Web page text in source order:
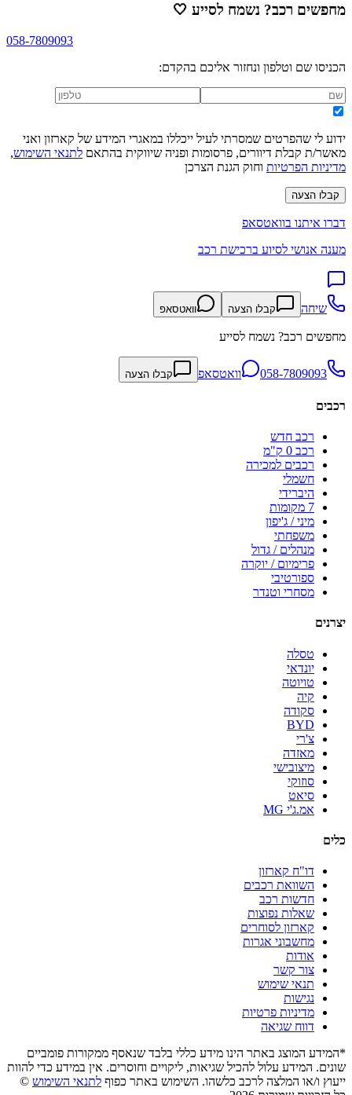
מחפשים רכב? נשמח לסייע 🤍
058-7809093
הכניסו שם וטלפון ונחזור אליכם בהקדם:
ידוע לי שהפרטים שמסרתי לעיל ייכללו במאגרי המידע של קארזון ואני
מאשר/ת קבלת דיוורים, פרסומות ופניה שיווקית בהתאם לתנאי השימוש,
מדיניות הפרטיות וחוק הגנת הצרכן
קבלו הצעה
דברו איתנו בוואטסאפ
מענה אנושי לסיוע ברכישת רכב
שיחה קבלו הצעה וואטסאפ
מחפשים רכב? נשמח לסייע
058-7809093 וואטסאפ קבלו הצעה
רכבים
רכב חדש
רכב 0 ק"מ
רכבים למכירה
חשמלי
היברידי
7 מקומות
מיני / ג'יפון
משפחתי
מנהלים / גדול
פרימיום / יוקרה
ספורטיבי
מסחרי וטנדר
יצרנים
טסלה
יונדאי
טויוטה
קיה
סקודה
BYD
צ'רי
מאזדה
מיצובישי
סוזוקי
סיאט
אמ.ג'י MG
כלים
דו"ח קארזון
השוואת רכבים
חדשות רכב
שאלות נפוצות
קארזון לסוחרים
מחשבוני אגרות
אודות
צור קשר
תנאי שימוש
נגישות
מדיניות פרטיות
דווח שגיאה
*המידע המוצג באתר הינו מידע כללי בלבד שנאסף ממקורות פומביים
שונים. המידע עלול להכיל שגיאות, ליקויים וחוסרים. אין במידע כדי להוות
ייעוץ ו/או המלצה לרכב כלשהו. השימוש באתר כפוף לתנאי השימוש ©